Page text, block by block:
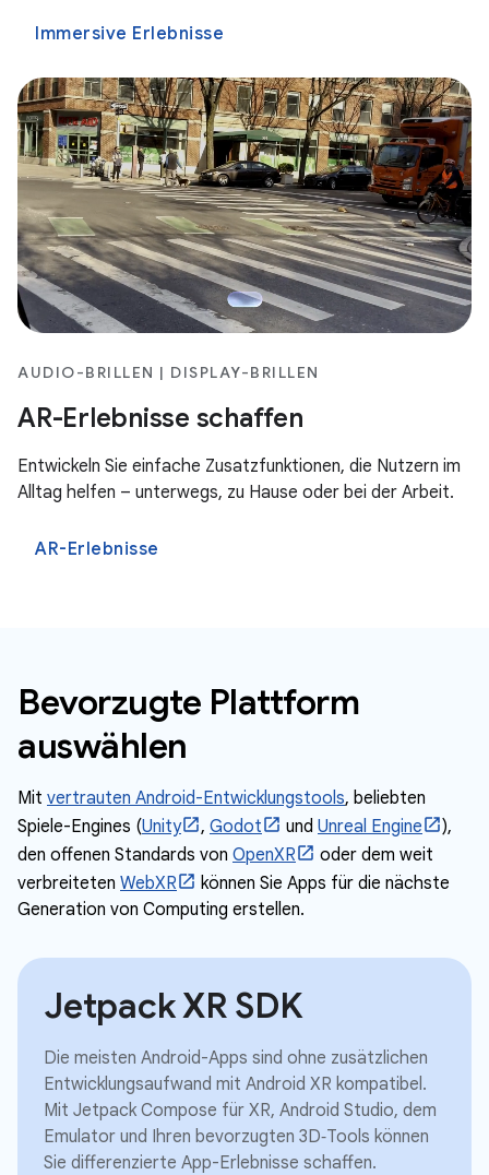
Immersive Erlebnisse
AUDIO-BRILLEN | DISPLAY-BRILLEN
AR-Erlebnisse schaffen
Entwickeln Sie einfache Zusatzfunktionen, die Nutzern im
Alltag helfen – unterwegs, zu Hause oder bei der Arbeit.
AR-Erlebnisse
Bevorzugte Plattform
auswählen
Mit vertrauten Android-Entwicklungstools, beliebten
Spiele-Engines (Unity , Godot und Unreal Engine
),
den offenen Standards von OpenXR
oder dem weit
verbreiteten WebXR
können Sie Apps für die nächste
Generation von Computing erstellen.
Jetpack XR SDK
Die meisten Android-Apps sind ohne zusätzlichen
Entwicklungsaufwand mit Android XR kompatibel.
Mit Jetpack Compose für XR, Android Studio, dem
Emulator und Ihren bevorzugten 3D‑Tools können
Sie differenzierte App-Erlebnisse schaffen.